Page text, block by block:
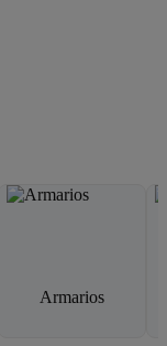
Armarios